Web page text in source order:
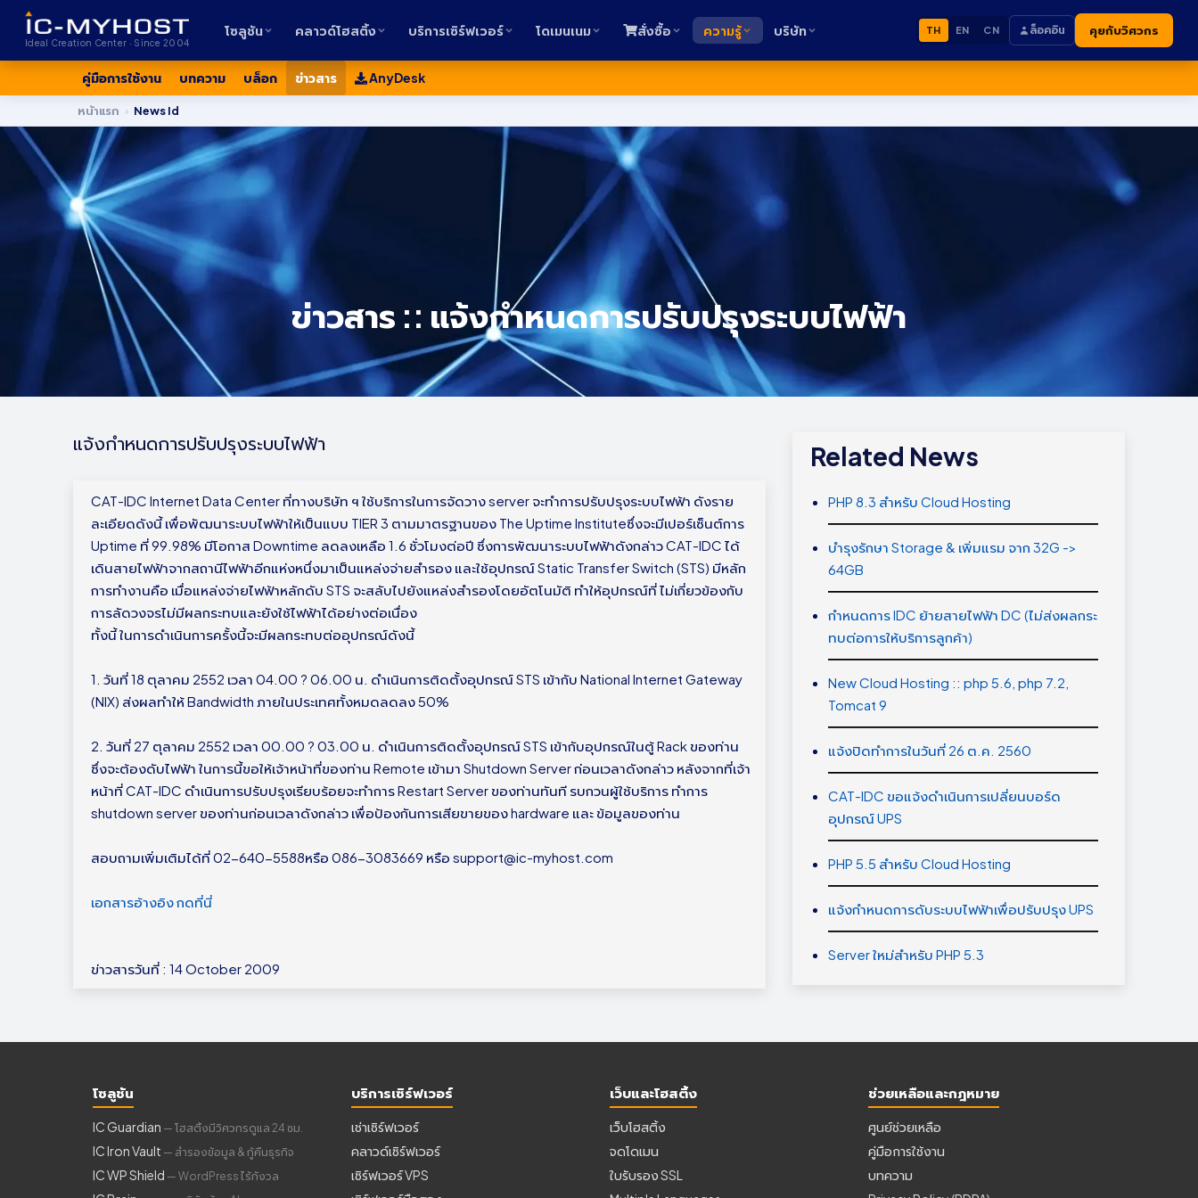
Ideal Creation Center · Since 2004
โซลูชัน คลาวด์โฮสติ้ง บริการเซิร์ฟเวอร์ โดเมนเนม สั่งซื้อ ความรู้ บริษัท TH EN CN ล็อคอิน คุยกับวิศวกร
คู่มือการใช้งาน บทความ บล็อก ข่าวสาร AnyDesk
หน้าแรก › News Id
ข่าวสาร :: แจ้งกำหนดการปรับปรุงระบบไฟฟ้า
แจ้งกำหนดการปรับปรุงระบบไฟฟ้า
CAT-IDC Internet Data Center ที่ทางบริษัท ฯ ใช้บริการในการจัดวาง server จะทำการปรับปรุงระบบไฟฟ้า ดังราย
ละเอียดดังนี้ เพื่อพัฒนาระบบไฟฟ้าให้เป็นแบบ TIER 3 ตามมาตรฐานของ The Uptime Instituteซึ่งจะมีเปอร์เซ็นต์การ
Uptime ที่ 99.98% มีโอกาส Downtime ลดลงเหลือ 1.6 ชั่วโมงต่อปี ซึ่งการพัฒนาระบบไฟฟ้าดังกล่าว CAT-IDC ได้
เดินสายไฟฟ้าจากสถานีไฟฟ้าอีกแห่งหนึ่งมาเป็นแหล่งจ่ายสำรอง และใช้อุปกรณ์ Static Transfer Switch (STS) มีหลัก
การทำงานคือ เมื่อแหล่งจ่ายไฟฟ้าหลักดับ STS จะสลับไปยังแหล่งสำรองโดยอัตโนมัติ ทำให้อุปกรณ์ที่ ไม่เกี่ยวข้องกับ
การลัดวงจรไม่มีผลกระทบและยังใช้ไฟฟ้าได้อย่างต่อเนื่อง
ทั้งนี้ ในการดำเนินการครั้งนี้จะมีผลกระทบต่ออุปกรณ์ดังนี้
1. วันที่ 18 ตุลาคม 2552 เวลา 04.00 ? 06.00 น. ดำเนินการติดตั้งอุปกรณ์ STS เข้ากับ National Internet Gateway
(NIX) ส่งผลทำให้ Bandwidth ภายในประเทศทั้งหมดลดลง 50%
2. วันที่ 27 ตุลาคม 2552 เวลา 00.00 ? 03.00 น. ดำเนินการติดตั้งอุปกรณ์ STS เข้ากับอุปกรณ์ในตู้ Rack ของท่าน
ซึ่งจะต้องดับไฟฟ้า ในการนี้ขอให้เจ้าหน้าที่ของท่าน Remote เข้ามา Shutdown Server ก่อนเวลาดังกล่าว หลังจากที่เจ้า
หน้าที่ CAT-IDC ดำเนินการปรับปรุงเรียบร้อยจะทำการ Restart Server ของท่านทันที รบกวนผู้ใช้บริการ ทำการ
shutdown server ของท่านก่อนเวลาดังกล่าว เพื่อป้องกันการเสียขายของ hardware และ ข้อมูลของท่าน
สอบถามเพิ่มเติมได้ที่ 02-640-5588หรือ 086-3083669 หรือ support@ic-myhost.com
เอกสารอ้างอิง กดที่นี่
ข่าวสารวันที่ : 14 October 2009
Related News
PHP 8.3 สำหรับ Cloud Hosting
บำรุงรักษา Storage & เพิ่มแรม จาก 32G ->
64GB
กำหนดการ IDC ย้ายสายไฟฟ้า DC (ไม่ส่งผลกระ
ทบต่อการให้บริการลูกค้า)
New Cloud Hosting :: php 5.6, php 7.2,
Tomcat 9
แจ้งปิดทำการในวันที่ 26 ต.ค. 2560
CAT-IDC ขอแจ้งดำเนินการเปลี่ยนบอร์ด
อุปกรณ์ UPS
PHP 5.5 สำหรับ Cloud Hosting
แจ้งกำหนดการดับระบบไฟฟ้าเพื่อปรับปรุง UPS
Server ใหม่สำหรับ PHP 5.3
โซลูชัน
IC Guardian — โฮสติ้งมีวิศวกรดูแล 24 ชม.
IC Iron Vault — สำรองข้อมูล & กู้คืนธุรกิจ
IC WP Shield — WordPress ไร้กังวล
บริการเซิร์ฟเวอร์
เช่าเซิร์ฟเวอร์
คลาวด์เซิร์ฟเวอร์
เซิร์ฟเวอร์ VPS
เว็บและโฮสติ้ง
เว็บโฮสติ้ง
จดโดเมน
ใบรับรอง SSL
ช่วยเหลือและกฎหมาย
ศูนย์ช่วยเหลือ
คู่มือการใช้งาน
บทความ